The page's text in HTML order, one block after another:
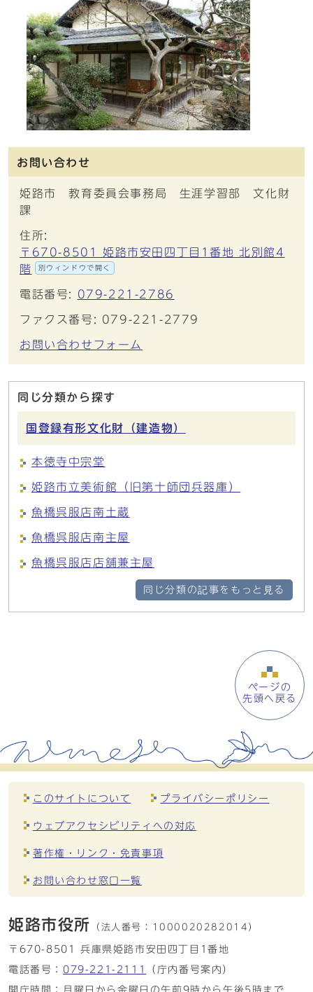
お問い合わせ
姫路市 教育委員会事務局 生涯学習部 文化財
課
住所:
〒670-8501 姫路市安田四丁目1番地 北別館4
階
別ウィンドウで開く
電話番号: 079-221-2786
ファクス番号: 079-221-2779
お問い合わせフォーム
同じ分類から探す
国登録有形文化財（建造物）
本徳寺中宗堂
姫路市立美術館（旧第十師団兵器庫）
魚橋呉服店南土蔵
魚橋呉服店南主屋
魚橋呉服店店舗兼主屋
同じ分類の記事をもっと見る
ページの
先頭へ戻る
このサイトについて プライバシーポリシー
ウェブアクセシビリティへの対応
著作権・リンク・免責事項
お問い合わせ窓口一覧
姫路市役所 （法人番号： 1000020282014）
〒670-8501 兵庫県姫路市安田四丁目1番地
電話番号： 079-221-2111
（庁内番号案内）
開庁時間：月曜日から金曜日の午前9時から午後5時まで